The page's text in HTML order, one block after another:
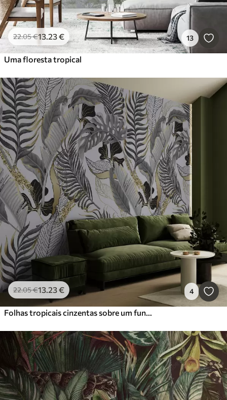
22.05€13.23€ 13
Uma floresta tropical
22.05€13.23€ 4
Folhas tropicais cinzentas sobre um fundo branco